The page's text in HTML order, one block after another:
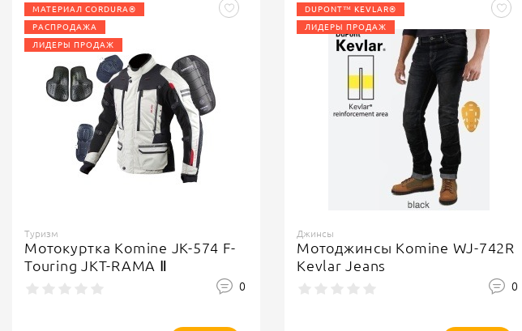
МАТЕРИАЛ CORDURA®
РАСПРОДАЖА
ЛИДЕРЫ ПРОДАЖ
Туризм
Мотокуртка Komine JK-574 F-
Touring JKT-RAMA Ⅱ
0
DUPONT™ KEVLAR®
ЛИДЕРЫ ПРОДАЖ
Джинсы
Мотоджинсы Komine WJ-742R
Kevlar Jeans
0